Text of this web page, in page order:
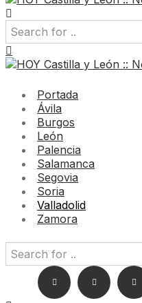
Portada
Ávila
Burgos
León
Palencia
Salamanca
Segovia
Soria
Valladolid
Zamora